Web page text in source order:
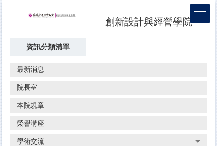
創新設計與經營學院
資訊分類清單
最新消息
院長室
本院規章
榮譽講座
學術交流